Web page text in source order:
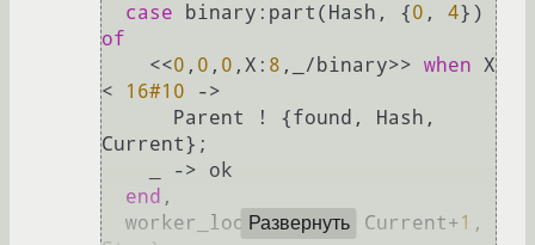
case binary:part(Hash, {0 , 4
of
    <<
0 , 0 , 0 ,X: 8 ,_/binary>> when X
<
16#10 ->
Current};
end ,
  worker_loop(Parent, Current+
1 ,
Развернуть